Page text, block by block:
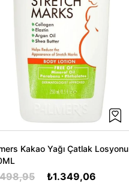
Kakao Yağı Çatlak Losyonu
₺1.349,06